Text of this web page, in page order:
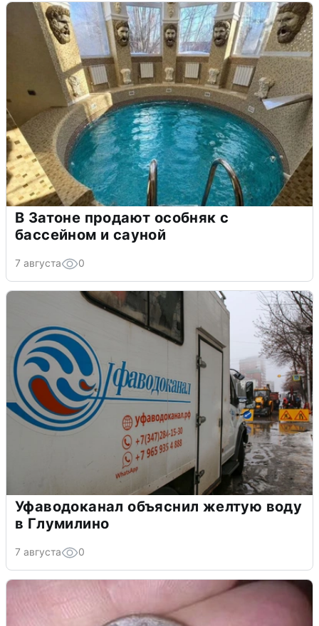
В Затоне продают особняк с
бассейном и сауной
7 августа 0
Уфаводоканал объяснил желтую воду
в Глумилино
7 августа 0